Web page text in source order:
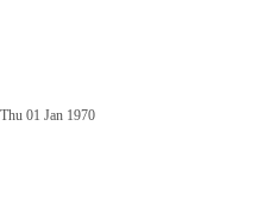
Thu 01 Jan 1970